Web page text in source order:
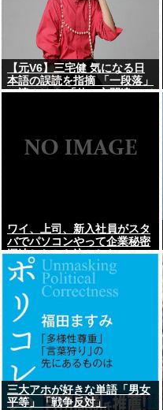
【元V6】三宅健 気になる日
本語の誤読を指摘 「一段落」
の読みは？ 「使い方間違って
ワイ、上司、新入社員がスタ
バでパソコンやって企業秘密
漏洩したから泣かした
三大アホが好きな単語「男女
平等」「戦争反対」